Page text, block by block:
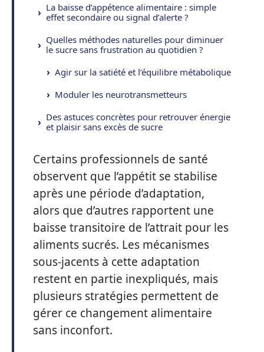
La baisse d’appétence alimentaire : simple
effet secondaire ou signal d’alerte ?
Quelles méthodes naturelles pour diminuer
le sucre sans frustration au quotidien ?
Agir sur la satiété et l’équilibre métabolique
Moduler les neurotransmetteurs
Des astuces concrètes pour retrouver énergie
et plaisir sans excès de sucre
Certains professionnels de santé
observent que l’appétit se stabilise
après une période d’adaptation,
alors que d’autres rapportent une
baisse transitoire de l’attrait pour les
aliments sucrés. Les mécanismes
sous-jacents à cette adaptation
restent en partie inexpliqués, mais
plusieurs stratégies permettent de
gérer ce changement alimentaire
sans inconfort.